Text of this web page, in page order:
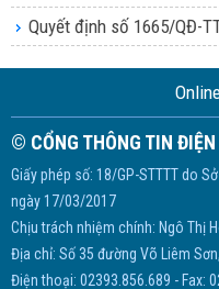
Quyết định số 1665/QĐ-
© CỔNG THÔNG TIN
Giấy phép số: 18/GP-STTTT do
ngày 17/03/2017
Chịu trách nhiệm chính: Ngô Thị
Địa chỉ: Số 35 đường Võ Liêm
Điện thoại: 02393.856.689 - Fax: